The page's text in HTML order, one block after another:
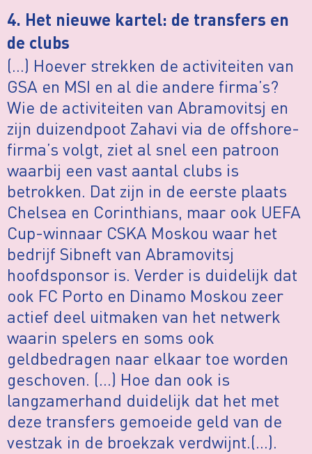
4. Het nieuwe kartel: de transfers en
de clubs
(…) Hoever strekken de activiteiten van
GSA en MSI en al die andere firma’s?
Wie de activiteiten van Abramovitsj en
zijn duizendpoot Zahavi via de offshore-
firma’s volgt, ziet al snel een patroon
waarbij een vast aantal clubs is
betrokken. Dat zijn in de eerste plaats
Chelsea en Corinthians, maar ook UEFA
Cup-winnaar CSKA Moskou waar het
bedrijf Sibneft van Abramovitsj
hoofdsponsor is. Verder is duidelijk dat
ook FC Porto en Dinamo Moskou zeer
actief deel uitmaken van het netwerk
waarin spelers en soms ook
geldbedragen naar elkaar toe worden
geschoven. (…) Hoe dan ook is
langzamerhand duidelijk dat het met
deze transfers gemoeide geld van de
vestzak in de broekzak verdwijnt.(…).